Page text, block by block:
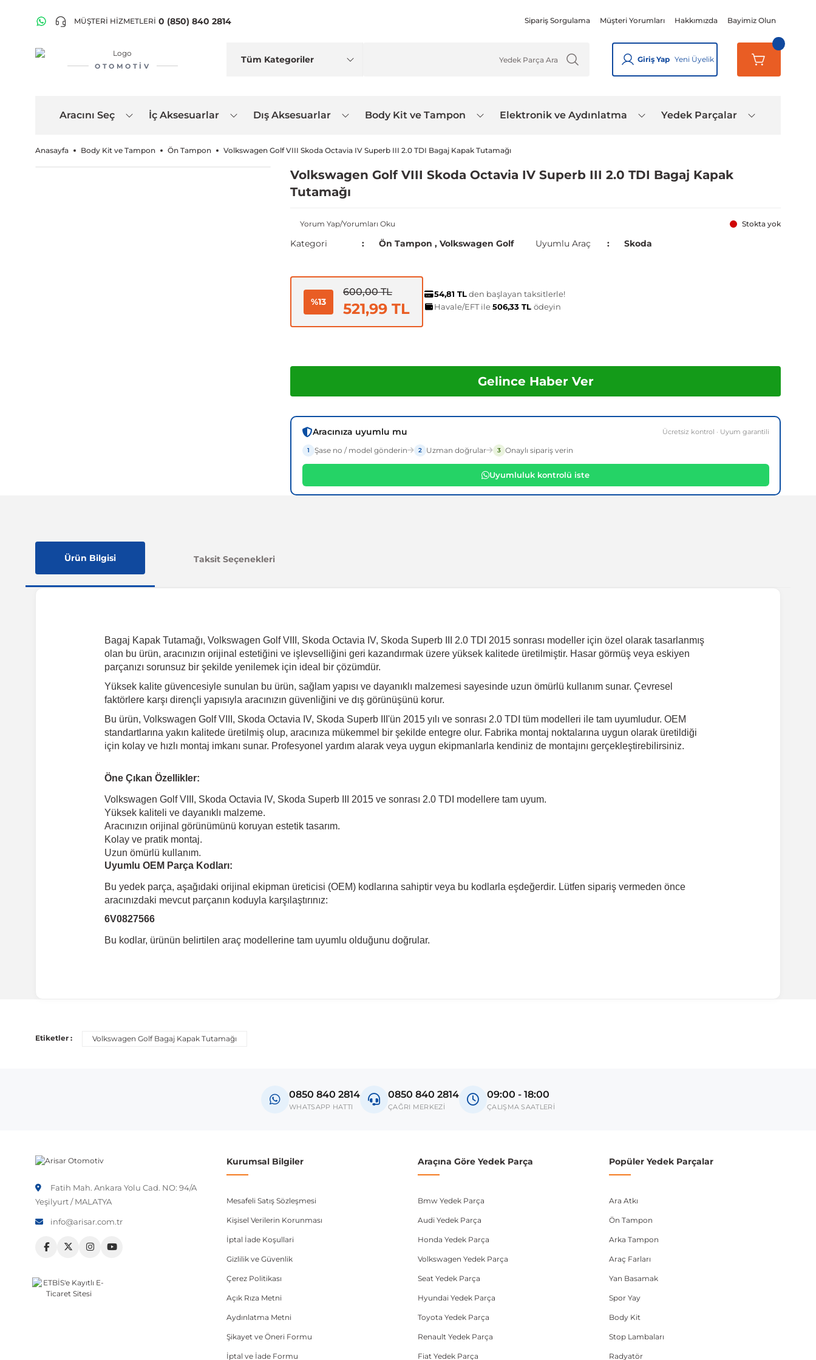
MÜŞTERİ HİZMETLERİ 0 (850) 840 2814 Sipariş Sorgulama Müşteri Yorumları Hakkımızda Bayimiz Olun
OTOMOTIV
Giriş Yap Yeni Üyelik
Aracını Seç İç Aksesuarlar Dış Aksesuarlar Body Kit ve Tampon Elektronik ve Aydınlatma Yedek Parçalar
Anasayfa Body Kit ve Tampon Ön Tampon Volkswagen Golf VIII Skoda Octavia IV Superb III 2.0 TDI Bagaj Kapak Tutamağı
Volkswagen Golf VIII Skoda Octavia IV Superb III 2.0 TDI Bagaj Kapak
Tutamağı
Yorum Yap/Yorumları Oku Stokta yok
Kategori Ön Tampon , Volkswagen Golf Uyumlu Araç Skoda
%13
600,00 TL
521,99 TL
54,81 TLden başlayan taksitlerle!
Havale/EFT ile506,33 TL ödeyin
Gelince Haber Ver
Aracınıza uyumlu mu Ücretsiz kontrol · Uyum garantili
1 Şase no / model gönderin 2 Uzman doğrular 3 Onaylı sipariş verin
Uyumluluk kontrolü iste
Ürün Bilgisi Taksit Seçenekleri
Bagaj Kapak Tutamağı, Volkswagen Golf VIII, Skoda Octavia IV, Skoda Superb III 2.0 TDI 2015 sonrası modeller için özel olarak tasarlanmış
olan bu ürün, aracınızın orijinal estetiğini ve işlevselliğini geri kazandırmak üzere yüksek kalitede üretilmiştir. Hasar görmüş veya eskiyen
parçanızı sorunsuz bir şekilde yenilemek için ideal bir çözümdür.
Yüksek kalite güvencesiyle sunulan bu ürün, sağlam yapısı ve dayanıklı malzemesi sayesinde uzun ömürlü kullanım sunar. Çevresel
faktörlere karşı dirençli yapısıyla aracınızın güvenliğini ve dış görünüşünü korur.
Bu ürün, Volkswagen Golf VIII, Skoda Octavia IV, Skoda Superb III'ün 2015 yılı ve sonrası 2.0 TDI tüm modelleri ile tam uyumludur. OEM
standartlarına yakın kalitede üretilmiş olup, aracınıza mükemmel bir şekilde entegre olur. Fabrika montaj noktalarına uygun olarak üretildiği
için kolay ve hızlı montaj imkanı sunar. Profesyonel yardım alarak veya uygun ekipmanlarla kendiniz de montajını gerçekleştirebilirsiniz.
Öne Çıkan Özellikler:
Volkswagen Golf VIII, Skoda Octavia IV, Skoda Superb III 2015 ve sonrası 2.0 TDI modellere tam uyum.
Yüksek kaliteli ve dayanıklı malzeme.
Aracınızın orijinal görünümünü koruyan estetik tasarım.
Kolay ve pratik montaj.
Uzun ömürlü kullanım.
Uyumlu OEM Parça Kodları:
Bu yedek parça, aşağıdaki orijinal ekipman üreticisi (OEM) kodlarına sahiptir veya bu kodlarla eşdeğerdir. Lütfen sipariş vermeden önce
aracınızdaki mevcut parçanın koduyla karşılaştırınız:
6V0827566
Bu kodlar, ürünün belirtilen araç modellerine tam uyumlu olduğunu doğrular.
Etiketler : Volkswagen Golf Bagaj Kapak Tutamağı
0850 840 2814
WHATSAPP HATTI
0850 840 2814
ÇAĞRI MERKEZİ
09:00 - 18:00
ÇALIŞMA SAATLERİ
Fatih Mah. Ankara Yolu Cad. NO: 94/A
Yeşilyurt / MALATYA
info@arisar.com.tr
Kurumsal Bilgiler
Mesafeli Satış Sözleşmesi
Kişisel Verilerin Korunması
İptal İade Koşullari
Gizlilik ve Güvenlik
Çerez Politikası
Açık Rıza Metni
Aydınlatma Metni
Şikayet ve Öneri Formu
İptal ve İade Formu
Araçına Göre Yedek Parça
Bmw Yedek Parça
Audi Yedek Parça
Honda Yedek Parça
Volkswagen Yedek Parça
Seat Yedek Parça
Hyundai Yedek Parça
Toyota Yedek Parça
Renault Yedek Parça
Fiat Yedek Parça
Popüler Yedek Parçalar
Ara Atkı
Ön Tampon
Arka Tampon
Araç Farları
Yan Basamak
Spor Yay
Body Kit
Stop Lambaları
Radyatör